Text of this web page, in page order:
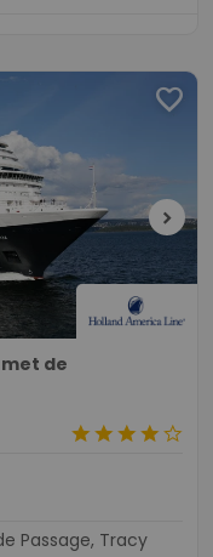
favorite
chevron_right
de
starstarstarstarstar_border